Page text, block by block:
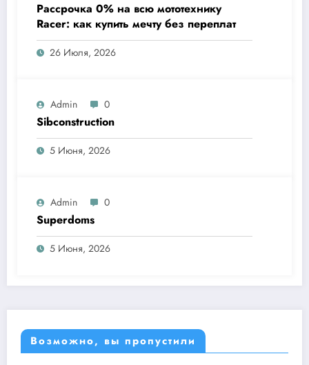
Рассрочка 0% на всю мототехнику
Racer: как купить мечту без переплат
26 Июля, 2026
Admin 0
Sibconstruction
5 Июня, 2026
Admin 0
Superdoms
5 Июня, 2026
Возможно, вы пропустили